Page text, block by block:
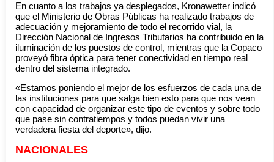
En cuanto a los trabajos ya desplegados, Kronawetter indicó
que el Ministerio de Obras Públicas ha realizado trabajos de
adecuación y mejoramiento de todo el recorrido vial, la
Dirección Nacional de Ingresos Tributarios ha contribuido en la
iluminación de los puestos de control, mientras que la Copaco
proveyó fibra óptica para tener conectividad en tiempo real
dentro del sistema integrado.
«Estamos poniendo el mejor de los esfuerzos de cada una de
las instituciones para que salga bien esto para que nos vean
con capacidad de organizar este tipo de eventos y sobre todo
que pase sin contratiempos y todos puedan vivir una
verdadera fiesta del deporte», dijo.
NACIONALES